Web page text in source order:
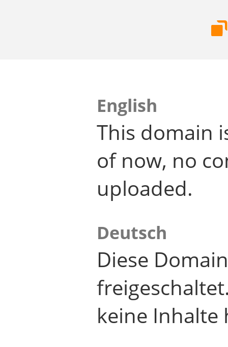
English
This domain
of now, no
uploaded.
Deutsch
Diese
keine Inhalte